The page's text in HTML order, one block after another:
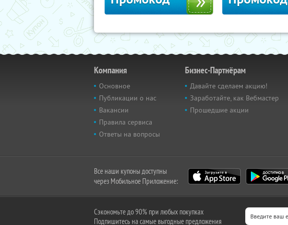
Компания
Основное
Публикации о нас
Вакансии
Правила сервиса
Ответы на вопросы
Бизнес-Партнёрам
Давайте сделаем акцию!
Заработайте, как Вебмастер
Прошедшие акции
Все наши купоны доступны
через Мобильное Приложение:
Сэкономьте до 90% при любых покупках
Подпишитесь на самые выгодные предложения